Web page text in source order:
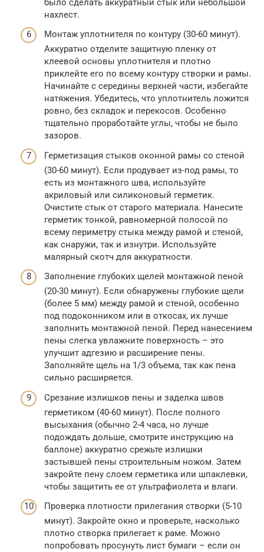
было сделать аккуратный стык или небольшой
нахлест.
Монтаж уплотнителя по контуру (30-60 минут).
Аккуратно отделите защитную пленку от
клеевой основы уплотнителя и плотно
приклейте его по всему контуру створки и рамы.
Начинайте с середины верхней части, избегайте
натяжения. Убедитесь, что уплотнитель ложится
ровно, без складок и перекосов. Особенно
тщательно проработайте углы, чтобы не было
зазоров.
Герметизация стыков оконной рамы со стеной
(30-60 минут). Если продувает из-под рамы, то
есть из монтажного шва, используйте
акриловый или силиконовый герметик.
Очистите стык от старого материала. Нанесите
герметик тонкой, равномерной полосой по
всему периметру стыка между рамой и стеной,
как снаружи, так и изнутри. Используйте
малярный скотч для аккуратности.
Заполнение глубоких щелей монтажной пеной
(20-30 минут). Если обнаружены глубокие щели
(более 5 мм) между рамой и стеной, особенно
под подоконником или в откосах, их лучше
заполнить монтажной пеной. Перед нанесением
пены слегка увлажните поверхность – это
улучшит адгезию и расширение пены.
Заполняйте щель на 1/3 объема, так как пена
сильно расширяется.
Срезание излишков пены и заделка швов
герметиком (40-60 минут). После полного
высыхания (обычно 2-4 часа, но лучше
подождать дольше, смотрите инструкцию на
баллоне) аккуратно срежьте излишки
застывшей пены строительным ножом. Затем
закройте пену слоем герметика или шпаклевки,
чтобы защитить ее от ультрафиолета и влаги.
Проверка плотности прилегания створки (5-10
минут). Закройте окно и проверьте, насколько
плотно створка прилегает к раме. Можно
попробовать просунуть лист бумаги – если он